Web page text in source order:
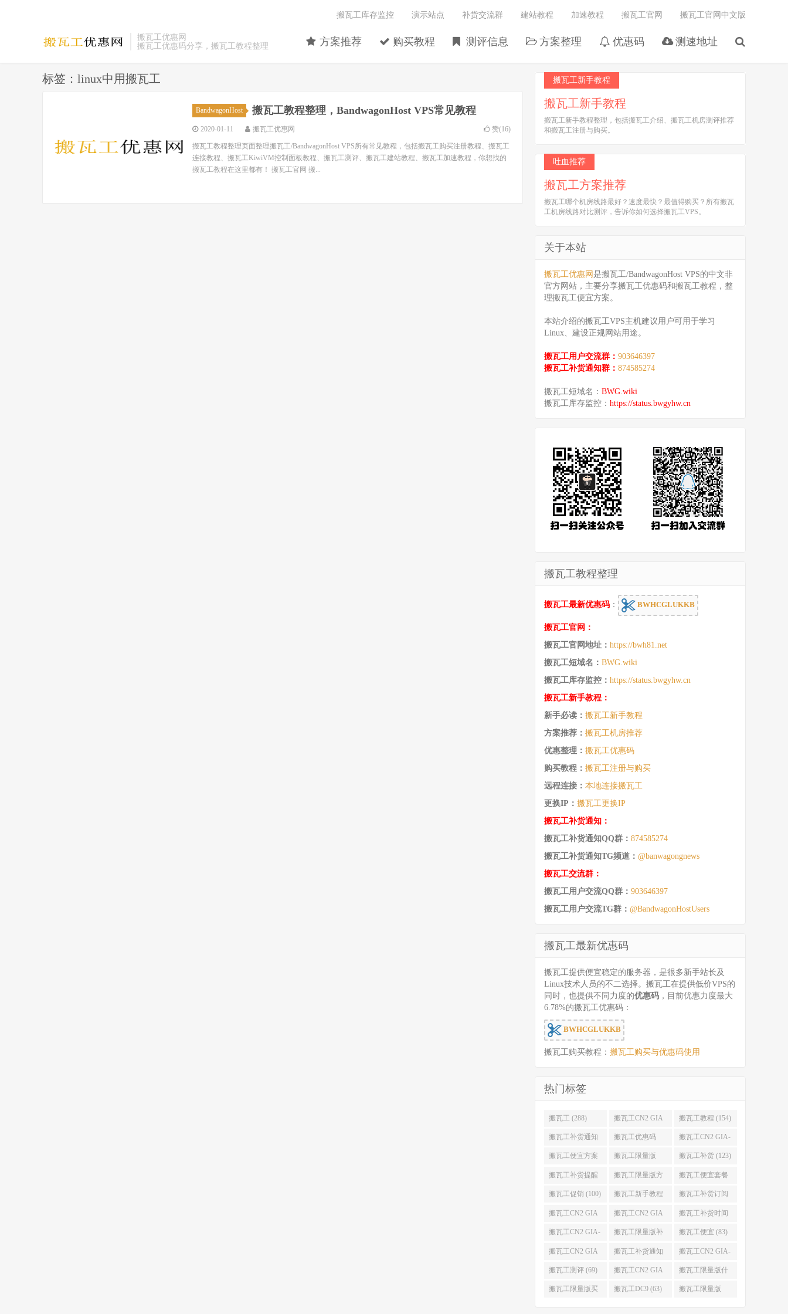
搬瓦工优惠网
搬瓦工优惠码分享，搬瓦工教程整理
方案推荐 购买教程 测评信息 方案整理 优惠码 测速地址
搬瓦工库存监控 演示站点 补货交流群 建站教程 加速教程 搬瓦工官网 搬瓦工官网中文版
标签：linux中用搬瓦工
BandwagonHost 搬瓦工教程整理，BandwagonHost VPS常见教程
2020-01-11 搬瓦工优惠网 赞(16)
搬瓦工教程整理页面整理搬瓦工/BandwagonHost VPS所有常见教程，包括搬瓦工购买注册教程、搬瓦工
连接教程、搬瓦工KiwiVM控制面板教程、搬瓦工测评、搬瓦工建站教程、搬瓦工加速教程，你想找的
搬瓦工教程在这里都有！ 搬瓦工官网 搬...
搬瓦工新手教程
搬瓦工新手教程
搬瓦工新手教程整理，包括搬瓦工介绍、搬瓦工机房测评推荐
和搬瓦工注册与购买。
吐血推荐
搬瓦工方案推荐
搬瓦工哪个机房线路最好？速度最快？最值得购买？所有搬瓦
工机房线路对比测评，告诉你如何选择搬瓦工VPS。
关于本站
搬瓦工优惠网 是搬瓦工/BandwagonHost VPS的中文非
官方网站，主要分享搬瓦工优惠码和搬瓦工教程，整
理搬瓦工便宜方案。
本站介绍的搬瓦工VPS主机建议用户可用于学习
Linux、建设正规网站用途。
搬瓦工用户交流群： 903646397
搬瓦工补货通知群： 874585274
搬瓦工短域名： BWG.wiki
搬瓦工库存监控： https://status.bwgyhw.cn
搬瓦工教程整理
搬瓦工最新优惠码 ： BWHCGLUKKB
搬瓦工官网：
搬瓦工官网地址： https://bwh81.net
搬瓦工短域名： BWG.wiki
搬瓦工库存监控： https://status.bwgyhw.cn
搬瓦工新手教程：
新手必读： 搬瓦工新手教程
方案推荐： 搬瓦工机房推荐
优惠整理： 搬瓦工优惠码
购买教程： 搬瓦工注册与购买
远程连接： 本地连接搬瓦工
更换IP： 搬瓦工更换IP
搬瓦工补货通知：
搬瓦工补货通知QQ群： 874585274
搬瓦工补货通知TG频道： @banwagongnews
搬瓦工交流群：
搬瓦工用户交流QQ群： 903646397
搬瓦工用户交流TG群： @BandwagonHostUsers
搬瓦工最新优惠码
搬瓦工提供便宜稳定的服务器，是很多新手站长及
Linux技术人员的不二选择。搬瓦工在提供低价VPS的
同时，也提供不同力度的优惠码 ，目前优惠力度最大
6.78%的搬瓦工优惠码：
BWHCGLUKKB
搬瓦工购买教程： 搬瓦工购买与优惠码使用
热门标签
搬瓦工 (288) 搬瓦工CN2 GIA
(176)
搬瓦工教程 (154)
搬瓦工补货通知
(132)
搬瓦工优惠码
(131)
搬瓦工CN2 GIA-
E (130)
搬瓦工便宜方案
(128)
搬瓦工限量版
(126)
搬瓦工补货 (123)
搬瓦工补货提醒
(106)
搬瓦工限量版方
案 (106)
搬瓦工便宜套餐
(103)
搬瓦工促销 (100) 搬瓦工新手教程
(98)
搬瓦工补货订阅
(98)
搬瓦工CN2 GIA
便宜方案 (92)
搬瓦工CN2 GIA
限量版 (90)
搬瓦工补货时间
(89)
搬瓦工CN2 GIA-
E限量版 (84)
搬瓦工限量版补
货 (84)
搬瓦工便宜 (83)
搬瓦工CN2 GIA
优惠 (82)
搬瓦工补货通知
QQ群 (76)
搬瓦工CN2 GIA-
E便宜套餐 (76)
搬瓦工测评 (69) 搬瓦工CN2 GIA
限量版补货 (67)
搬瓦工限量版什
么时候补货 (67)
搬瓦工限量版买 搬瓦工DC9 (63) 搬瓦工限量版